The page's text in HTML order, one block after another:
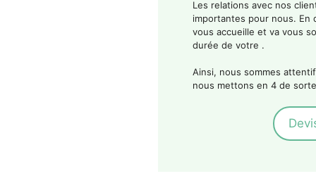
Les relations avec nos
importantes pour nous. En
vous accueille et va vous
durée de votre .
Ainsi, nous sommes
nous mettons en 4 de